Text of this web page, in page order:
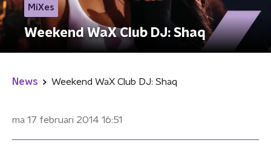
MiXes
Weekend WaX Club DJ: Shaq
News Weekend WaX Club DJ: Shaq
ma 17 februari 2014 16:51